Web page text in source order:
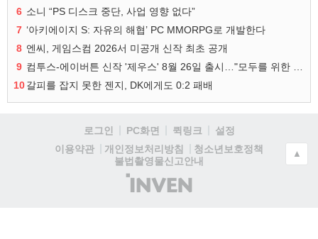
6 소니 “PS 디스크 중단, 사업 영향 없다”
7 ‘아키에이지 S: 자유의 해협’ PC MMORPG로 개발한다
8 엔씨, 게임스컴 2026서 미공개 신작 최초 공개
9
10갈피를 잡지 못한 젠지, DK에게도 0:2 패배
로그인 PC화면 퀵링크
설정
이용약관
개인정보처리방침
청소년보호정책
불법촬영물신고안내
(주)
인
▲